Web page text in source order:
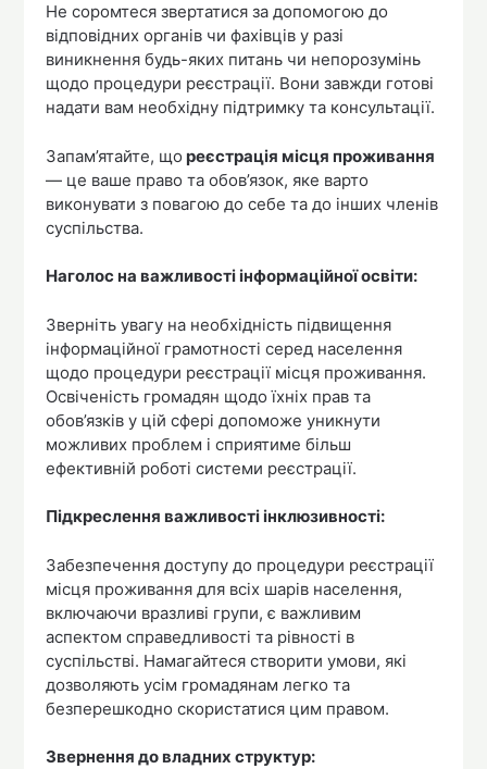
Не соромтеся звертатися за допомогою до
відповідних органів чи фахівців у разі
виникнення будь-яких питань чи непорозумінь
щодо процедури реєстрації. Вони завжди готові
надати вам необхідну підтримку та консультації.
Запам’ятайте, що реєстрація місця проживання
— це ваше право та обов’язок, яке варто
виконувати з повагою до себе та до інших членів
суспільства.
Наголос на важливості інформаційної освіти:
Зверніть увагу на необхідність підвищення
інформаційної грамотності серед населення
щодо процедури реєстрації місця проживання.
Освіченість громадян щодо їхніх прав та
обов’язків у цій сфері допоможе уникнути
можливих проблем і сприятиме більш
ефективній роботі системи реєстрації.
Підкреслення важливості інклюзивності:
Забезпечення доступу до процедури реєстрації
місця проживання для всіх шарів населення,
включаючи вразливі групи, є важливим
аспектом справедливості та рівності в
суспільстві. Намагайтеся створити умови, які
дозволяють усім громадянам легко та
безперешкодно скористатися цим правом.
Звернення до владних структур: